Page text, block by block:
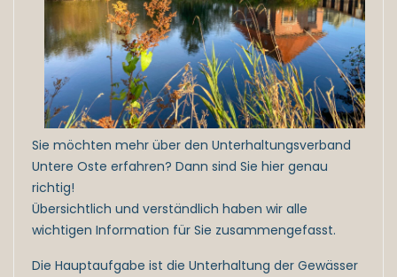
Sie möchten mehr über den Unterhaltungsverband
Untere Oste erfahren? Dann sind Sie hier genau
richtig!
Übersichtlich und verständlich haben wir alle
wichtigen Information für Sie zusammengefasst.
Die Hauptaufgabe ist die Unterhaltung der Gewässer